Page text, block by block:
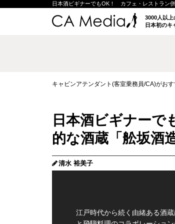
日本酒ビギナーでもOK！ カフェ・レストラン
3000人以上
日本初のキ
キャビンアテンダント(客室乗務員/CA)がお
日本酒ビギナー
的な酒蔵「舩坂酒造
清水 裕美子
江戸時代から続く由緒ある酒